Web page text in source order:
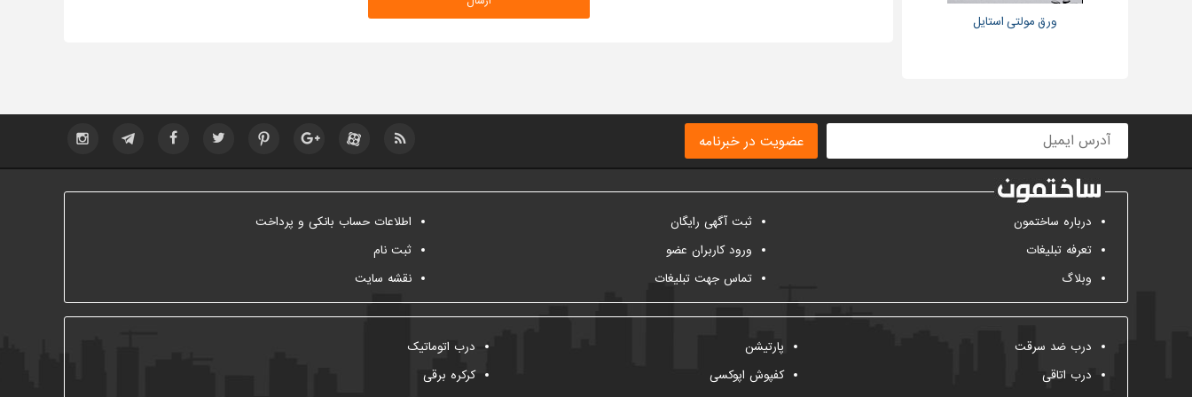
ورق مولتی استایل
عضویت در خبرنامه
درباره ساختمون
تعرفه تبلیغات
وبلاگ
ثبت آگهی رایگان
ورود کاربران عضو
تماس جهت تبلیغات
اطلاعات حساب بانکی و پرداخت
ثبت نام
نقشه سایت
درب ضد سرقت
درب اتاقی
پارتیشن
کفپوش اپوکسی
درب اتوماتیک
کرکره برقی